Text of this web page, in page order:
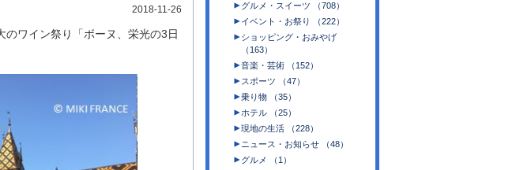
2018-11-26
ワイン祭り「ボーヌ、栄光の3日
グルメ・スイーツ （708）
イベント・お祭り （222）
ショッピング・おみやげ
（163）
音楽・芸術 （152）
スポーツ （47）
乗り物 （35）
ホテル （25）
現地の生活 （228）
ニュース・お知らせ （48）
グルメ （1）